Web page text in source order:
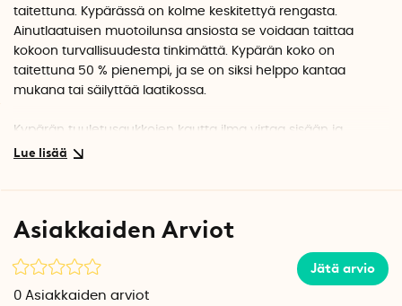
taitettuna. Kypärässä on kolme keskitettyä rengasta.
Ainutlaatuisen muotoilunsa ansiosta se voidaan taittaa
kokoon turvallisuudesta tinkimättä. Kypärän koko on
taitettuna 50 % pienempi, ja se on siksi helppo kantaa
mukana tai säilyttää laatikossa.
Kypärän tuuletusaukkojen kautta ilma virtaa sisään ja
varmistaa, että pää pysyy viileänä. Se suojaa sateelta ja
kulmakarvojen yläpuolelta, ja valitse kokotaulukosta oikea
koko:
Asiakkaiden Arviot
Jätä arvio
0 Asiakkaiden arviot